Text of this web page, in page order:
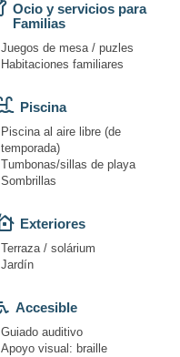
Ocio y servicios para
Familias
Juegos de mesa / puzles
Habitaciones familiares
Piscina
Piscina al aire libre (de
temporada)
Tumbonas/sillas de playa
Sombrillas
Exteriores
Terraza / solárium
Jardín
Accesible
Guiado auditivo
Apoyo visual: braille